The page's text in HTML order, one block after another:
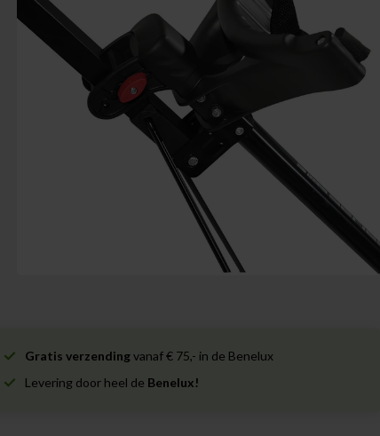
Gratis verzendingvanaf € 75,- in de Benelux
Levering door heel de Benelux!